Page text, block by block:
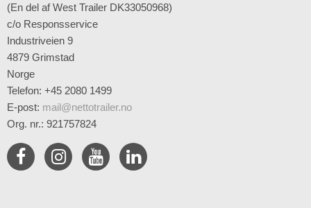
(En del af West Trailer DK33050968)
c/o Responsservice
Industriveien 9
4879 Grimstad
Norge
Telefon: +45 2080 1499
E-post: mail@nettotrailer.no
Org. nr.: 921757824